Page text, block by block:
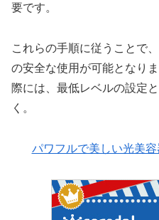
要です。
これらの手順に従うことで
の安全な使用が可能となり
際には、最低レベルの設定
く。
パワフルで美しい光美